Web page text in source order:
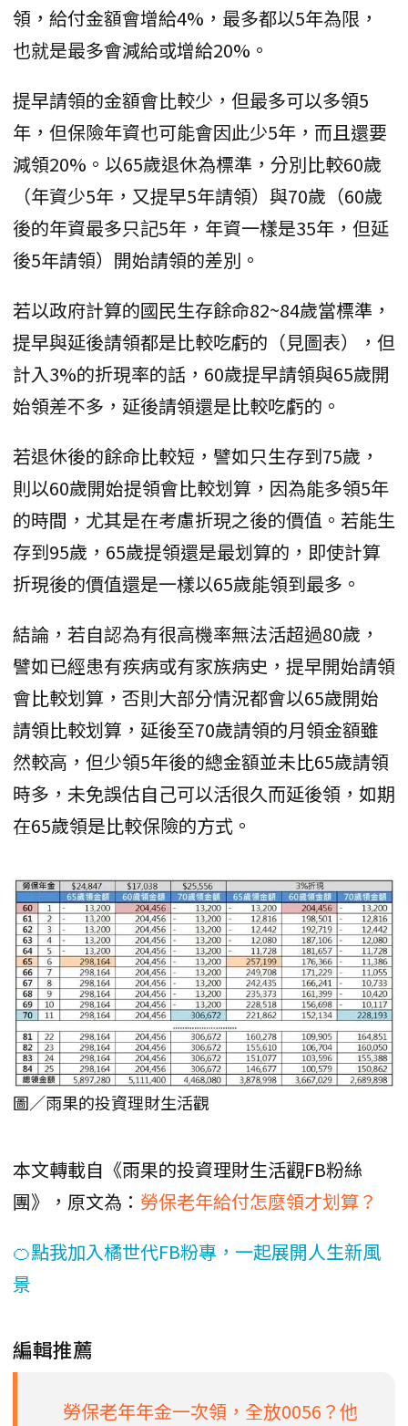
領，給付金額會增給4%，最多都以5年為限，
也就是最多會減給或增給20%。
提早請領的金額會比較少，但最多可以多領5
年，但保險年資也可能會因此少5年，而且還要
減領20%。以65歲退休為標準，分別比較60歲
（年資少5年，又提早5年請領）與70歲（60歲
後的年資最多只記5年，年資一樣是35年，但延
後5年請領）開始請領的差別。
若以政府計算的國民生存餘命82~84歲當標準，
提早與延後請領都是比較吃虧的（見圖表），但
計入3%的折現率的話，60歲提早請領與65歲開
始領差不多，延後請領還是比較吃虧的。
若退休後的餘命比較短，譬如只生存到75歲，
則以60歲開始提領會比較划算，因為能多領5年
的時間，尤其是在考慮折現之後的價值。若能生
存到95歲，65歲提領還是最划算的，即使計算
折現後的價值還是一樣以65歲能領到最多。
結論，若自認為有很高機率無法活超過80歲，
譬如已經患有疾病或有家族病史，提早開始請領
會比較划算，否則大部分情況都會以65歲開始
請領比較划算，延後至70歲請領的月領金額雖
然較高，但少領5年後的總金額並未比65歲請領
時多，未免誤估自己可以活很久而延後領，如期
在65歲領是比較保險的方式。
圖／雨果的投資理財生活觀
本文轉載自《雨果的投資理財生活觀FB粉絲
團》，原文為： 勞保老年給付怎麼領才划算？
🍊點我加入橘世代FB粉專，一起展開人生新風
景
編輯推薦
勞保老年年金一次領，全放0056？他